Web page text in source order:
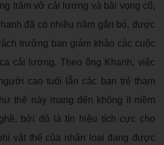
trăm vở cải lương và bài vọng cổ,
đã có nhiều năm gắn bó, được
trưởng ban giám khảo các cuộc
cải lương. Theo ông Khanh, việc
cao tuổi lẫn các bạn trẻ tham
thế này mang đến không ít niềm
bởi đó là tín hiệu tích cực cho
vật thể của nhân loại đang được